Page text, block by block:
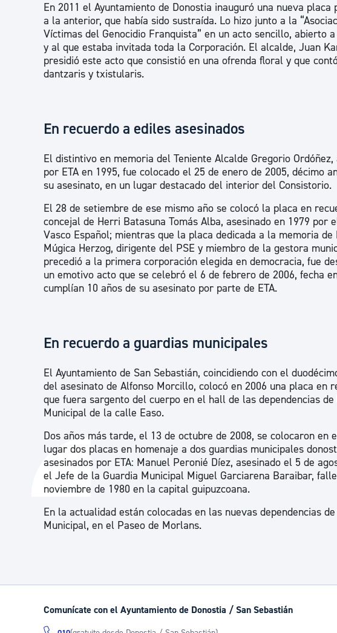
En 2011 el Ayuntamiento de Donostia inauguró una nueva
a la anterior, que había sido sustraída. Lo hizo junto a la
Víctimas del Genocidio Franquista” en un acto sencillo, abierto
y al que estaba invitada toda la Corporación. El alcalde, Juan
presidió este acto que consistió en una ofrenda floral y que
dantzaris y txistularis.
En recuerdo a ediles asesinados
El distintivo en memoria del Teniente Alcalde Gregorio Ordóñez,
por ETA en 1995, fue colocado el 25 de enero de 2005, décimo
su asesinato, en un lugar destacado del interior del Consistorio.
El 28 de setiembre de ese mismo año se colocó la placa en
concejal de Herri Batasuna Tomás Alba, asesinado en 1979 por
Vasco Español; mientras que la placa dedicada a la memoria de
Múgica Herzog, dirigente del PSE y miembro de la gestora
precedió a la primera corporación elegida en democracia, fue
un emotivo acto que se celebró el 6 de febrero de 2006, fecha
cumplían 10 años de su asesinato por parte de ETA.
En recuerdo a guardias municipales
El Ayuntamiento de San Sebastián, coincidiendo con el
del asesinato de Alfonso Morcillo, colocó en 2006 una placa en
que fuera sargento del cuerpo en el hall de las dependencias de
Municipal de la calle Easo.
Dos años más tarde, el 13 de octubre de 2008, se colocaron en
lugar dos placas en homenaje a dos guardias municipales
asesinados por ETA: Manuel Peronié Díez, asesinado el 5 de
el Jefe de la Guardia Municipal Miguel Garciarena Baraibar,
noviembre de 1980 en la capital guipuzcoana.
En la actualidad están colocadas en las nuevas dependencias
Municipal, en el Paseo de Morlans.
Comunícate con el Ayuntamiento de Donostia / San Sebastián